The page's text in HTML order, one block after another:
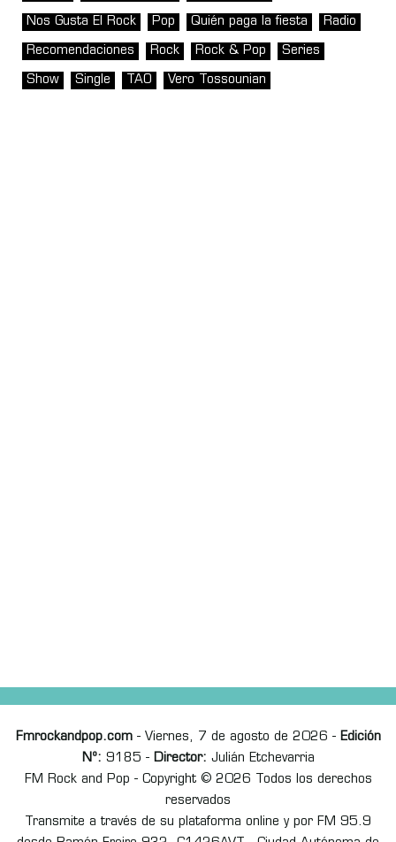
Nos Gusta El Rock Pop Quién paga la fiesta Radio
Recomendaciones Rock Rock & Pop Series
Show Single TAO Vero Tossounian
Fmrockandpop.com- Viernes, 7 de agosto de 2026 - Edición
Nº: 9185 - Director: Julián Etchevarria
FM Rock and Pop - Copyright © 2026 Todos los derechos
reservados
Transmite a través de su plataforma online y por FM 95.9